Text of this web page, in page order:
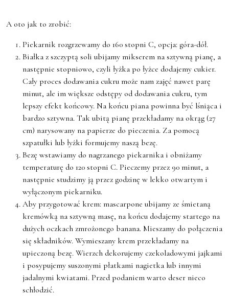
A oto jak to zrobić:
Piekarnik rozgrzewamy do 160 stopni C, opcja: góra-dół.
Białka z szczyptą soli ubijamy mikserem na sztywną pianę, a
następnie stopniowo, czyli łyżka po łyżce dodajemy cukier.
Cały proces dodawania cukru może nam zajęć nawet parę
minut, ale im większe odstępy od dodawania cukru, tym
lepszy efekt końcowy. Na końcu piana powinna być lśniąca i
bardzo sztywna. Tak ubitą pianę przekładamy na okrąg (27
cm) narysowany na papierze do pieczenia. Za pomocą
szpatułki lub łyżki formujemy naszą bezę.
Bezę wstawiamy do nagrzanego piekarnika i obniżamy
temperaturę do 120 stopni C. Pieczemy przez 90 minut, a
następnie studzimy ją przez godzinę w lekko otwartym i
wyłączonym piekarniku.
Aby przygotować krem: mascarpone ubijamy ze śmietaną
kremówką na sztywną masę, na końcu dodajemy startego na
dużych oczkach zmrożonego banana. Mieszamy do połączenia
się składników. Wymieszany krem przekładamy na
upieczoną bezę. Wierzch dekorujemy czekoladowymi jajkami
i posypujemy suszonymi płatkami nagietka lub innymi
jadalnymi kwiatami. Przed podaniem warto deser nieco
schłodzić.